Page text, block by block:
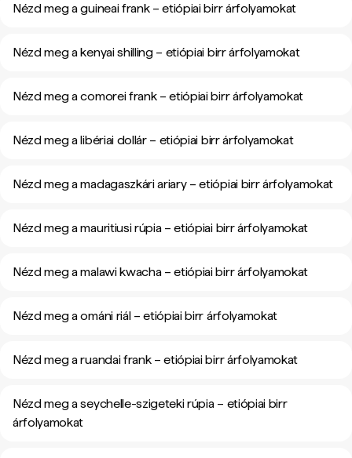
Nézd meg a guineai frank – etiópiai birr árfolyamokat
Nézd meg a kenyai shilling – etiópiai birr árfolyamokat
Nézd meg a comorei frank – etiópiai birr árfolyamokat
Nézd meg a libériai dollár – etiópiai birr árfolyamokat
Nézd meg a madagaszkári ariary – etiópiai birr árfolyamokat
Nézd meg a mauritiusi rúpia – etiópiai birr árfolyamokat
Nézd meg a malawi kwacha – etiópiai birr árfolyamokat
Nézd meg a ománi riál – etiópiai birr árfolyamokat
Nézd meg a ruandai frank – etiópiai birr árfolyamokat
Nézd meg a seychelle-szigeteki rúpia – etiópiai birr
árfolyamokat